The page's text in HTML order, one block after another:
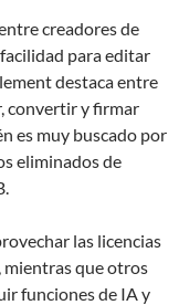
creadores de
para editar
destaca entre
convertir y firmar
es muy buscado por
eliminados de
las licencias
mientras que otros
funciones de IA y